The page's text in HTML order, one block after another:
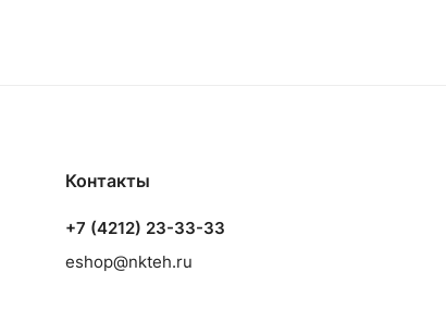
Контакты
+7 (4212) 23-33-33
eshop@nkteh.ru